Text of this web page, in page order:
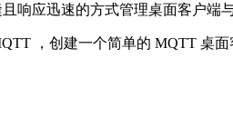
响应迅速的方式管理桌面客户端
，创建一个简单的 MQTT 桌